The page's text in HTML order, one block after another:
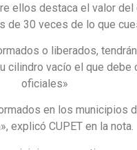
ellos destaca el valor
de 30 veces de lo que
o liberados,
cilindro vacío el que debe
oficiales»
en los municipios
explicó CUPET en la nota.